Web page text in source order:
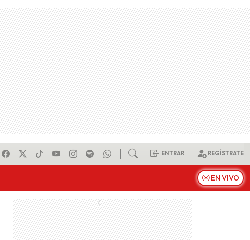
ENTRAR REGÍSTRATE
EN VIVO